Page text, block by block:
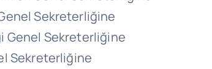
Sekreterliğine
Genel Sekreterliğine
Sekreterliğine